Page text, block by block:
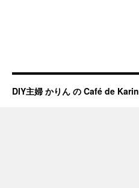
DIY主婦 かりん の Café de Karin